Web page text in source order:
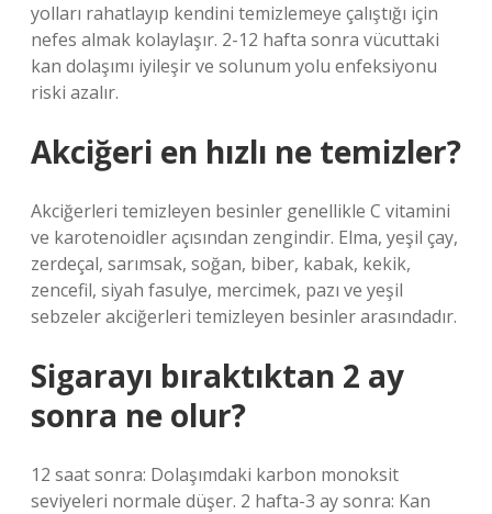
yolları rahatlayıp kendini temizlemeye çalıştığı için
nefes almak kolaylaşır. 2-12 hafta sonra vücuttaki
kan dolaşımı iyileşir ve solunum yolu enfeksiyonu
riski azalır.
Akciğeri en hızlı ne temizler?
Akciğerleri temizleyen besinler genellikle C vitamini
ve karotenoidler açısından zengindir. Elma, yeşil çay,
zerdeçal, sarımsak, soğan, biber, kabak, kekik,
zencefil, siyah fasulye, mercimek, pazı ve yeşil
sebzeler akciğerleri temizleyen besinler arasındadır.
Sigarayı bıraktıktan 2 ay
sonra ne olur?
12 saat sonra: Dolaşımdaki karbon monoksit
seviyeleri normale düşer. 2 hafta-3 ay sonra: Kan